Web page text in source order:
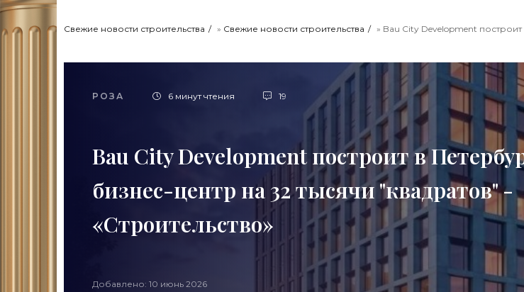
Свежие новости строительства » Свежие новости строительства » Bau City Development
РОЗА 6 минут чтения 19
Bau City Development построит в
бизнес-центр на 32 тысячи "квадратов" -
«Строительство»
Добавлено: 10 июнь 2026